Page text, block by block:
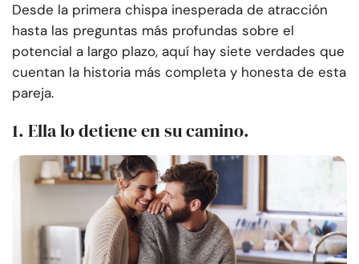
Desde la primera chispa inesperada de atracción
hasta las preguntas más profundas sobre el
potencial a largo plazo, aquí hay siete verdades que
cuentan la historia más completa y honesta de esta
pareja.
1. Ella lo detiene en su camino.